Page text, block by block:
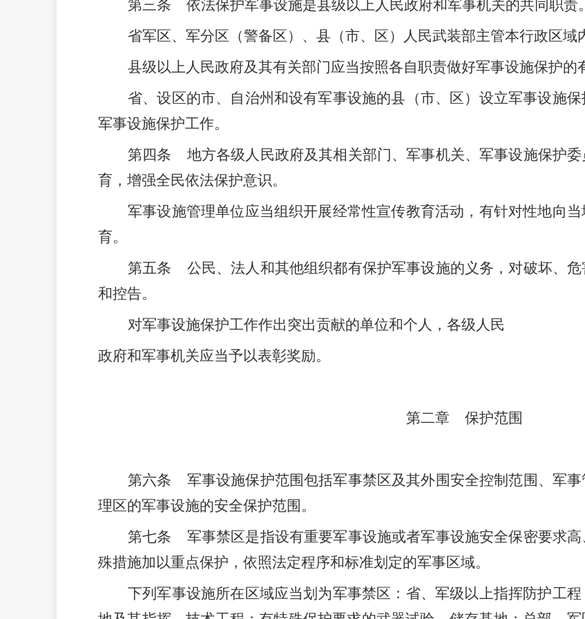
第三条
依法保护军事设施是县级以上人民政府和军事机关的共同职责。
省军区、军分区（警备区）、县（市、区）人民武装部主管本行政区域
县级以上人民政府及其有关部门应当按照各自职责做好军事设施保护的
省、设区的市、自治州和设有军事设施的县（市、区）设立军事设施
军事设施保护工作。
第四条
地方各级人民政府及其相关部门、军事机关、军事设施保护
育，增强全民依法保护意识。
军事设施管理单位应当组织开展经常性宣传教育活动，有针对性地向
育。
第五条
公民、法人和其他组织都有保护军事设施的义务，对破坏、
和控告。
对军事设施保护工作作出突出贡献的单位和个人，各级人民
政府和军事机关应当予以表彰奖励。
第二章 保护范围
第六条
军事设施保护范围包括军事禁区及其外围安全控制范围、军
理区的军事设施的安全保护范围。
第七条
军事禁区是指设有重要军事设施或者军事设施安全保密要求
殊措施加以重点保护，依照法定程序和标准划定的军事区域。
下列军事设施所在区域应当划为军事禁区：省、军级以上指挥防护工